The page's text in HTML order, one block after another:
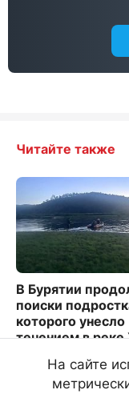
Читайте также
В Бурятии
поиски
которого унесло
течением в реке
4653На сайте